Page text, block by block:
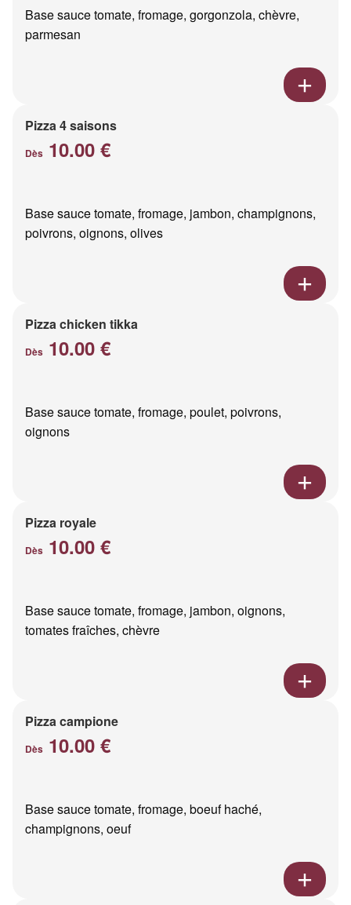
Base sauce tomate, fromage, gorgonzola, chèvre,
parmesan
Pizza 4 saisons
Dès 10.00 €
Base sauce tomate, fromage, jambon, champignons,
poivrons, oignons, olives
Pizza chicken tikka
Dès 10.00 €
Base sauce tomate, fromage, poulet, poivrons,
oignons
Pizza royale
Dès 10.00 €
Base sauce tomate, fromage, jambon, oignons,
tomates fraîches, chèvre
Pizza campione
Dès 10.00 €
Base sauce tomate, fromage, boeuf haché,
champignons, oeuf